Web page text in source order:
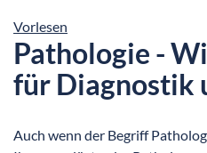
Vorlesen
Pathologie -
für Diagnostik
Auch wenn der Begriff